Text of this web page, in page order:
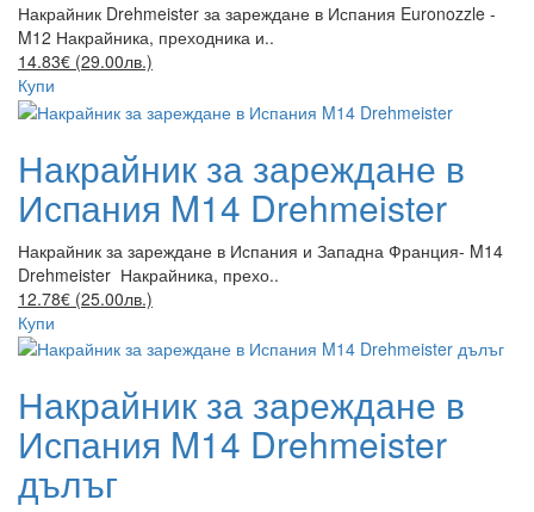
Накрайник Drehmeister за зареждане в Испания Euronozzle -
M12 Накрайника, преходника и..
14.83€ (29.00лв.)
Купи
Накрайник за зареждане в
Испания M14 Drehmeister
Накрайник за зареждане в Испания и Западна Франция- M14
Drehmeister Накрайника, прехо..
12.78€ (25.00лв.)
Купи
Накрайник за зареждане в
Испания M14 Drehmeister
дълъг